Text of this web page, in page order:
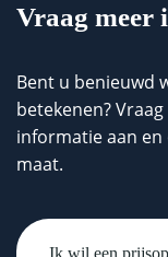
Vraag meer
Bent u benieuwd
betekenen?
informatie aan
maat.
Untitled